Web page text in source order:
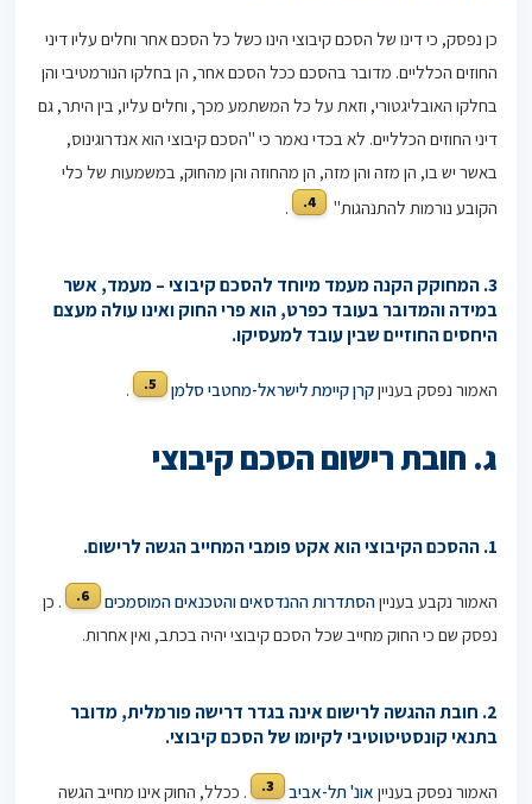
כן נפסק, כי דינו של הסכם קיבוצי הינו כשל כל הסכם אחר וחלים עליו דיני
החוזים הכלליים. מדובר בהסכם ככל הסכם אחר, הן בחלקו הנורמטיבי והן
בחלקו האובליגטורי, וזאת על כל המשתמע מכך, וחלים עליו, בין היתר, גם
דיני החוזים הכלליים. לא בכדי נאמר כי "הסכם קיבוצי הוא אנדרוגינוס,
באשר יש בו, הן מזה והן מזה, הן מהחוזה והן מהחוק, במשמעות של כלי
הקובע נורמות להתנהגות"
4.
.
3. המחוקק הקנה מעמד מיוחד להסכם קיבוצי – מעמד, אשר
במידה והמדובר בעובד כפרט, הוא פרי החוק ואינו עולה מעצם
היחסים החוזיים שבין עובד למעסיקו.
האמור נפסק בענייןקרן קיימת לישראל-מחטבי סלמן 5.
.
ג. חובת רישום הסכם קיבוצי
1. ההסכם הקיבוצי הוא אקט פומבי המחייב הגשה לרישום.
האמור נקבע בענייןהסתדרות ההנדסאים והטכנאים המוסמכים 6.
. כן
נפסק שם כי החוק מחייב שכל הסכם קיבוצי יהיה בכתב, ואין אחרות.
2. חובת ההגשה לרישום אינה בגדר דרישה פורמלית, מדובר
בתנאי קונסטיטוטיבי לקיומו של הסכם קיבוצי.
האמור נפסק בעניין אונ' תל-אביב 3.
. ככלל, החוק אינו מחייב הגשה